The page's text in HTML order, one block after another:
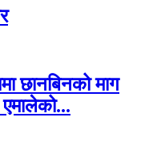
छानबिनको माग
एमालेको...